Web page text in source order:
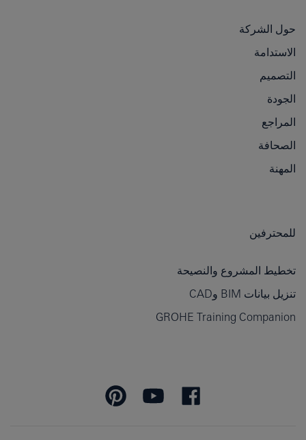
حول الشركة
الاستدامة
التصميم
الجودة
المراجع
الصحافة
المهنة
للمحترفين
تخطيط المشروع والنصيحة
تنزيل بيانات BIM وCAD
GROHE Training Companion